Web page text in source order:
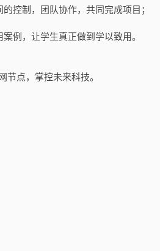
控制，团队协作，共同完成项目；
例，让学生真正做到学以致用。
节点，掌控未来科技。